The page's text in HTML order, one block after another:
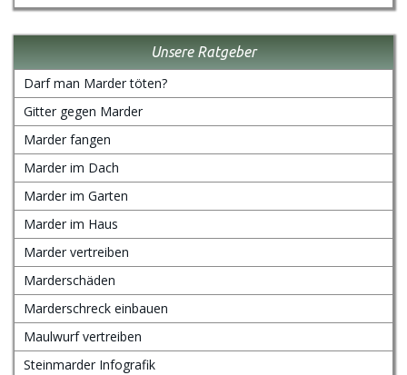
Unsere Ratgeber
Darf man Marder töten?
Gitter gegen Marder
Marder fangen
Marder im Dach
Marder im Garten
Marder im Haus
Marder vertreiben
Marderschäden
Marderschreck einbauen
Maulwurf vertreiben
Steinmarder Infografik